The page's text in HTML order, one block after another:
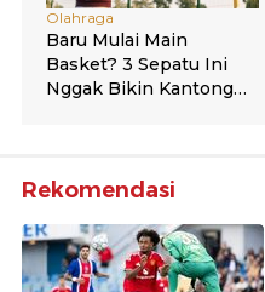
Rekomendasi